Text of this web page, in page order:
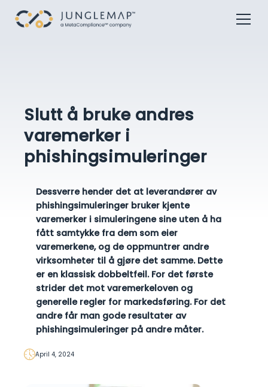
Slutt å bruke andres
varemerker i
phishingsimuleringer
Dessverre hender det at leverandører av
phishingsimuleringer bruker kjente
varemerker i simuleringene sine uten å ha
fått samtykke fra dem som eier
varemerkene, og de oppmuntrer andre
virksomheter til å gjøre det samme. Dette
er en klassisk dobbeltfeil. For det første
strider det mot varemerkeloven og
generelle regler for markedsføring. For det
andre får man gode resultater av
phishingsimuleringer på andre måter.
April 4, 2024